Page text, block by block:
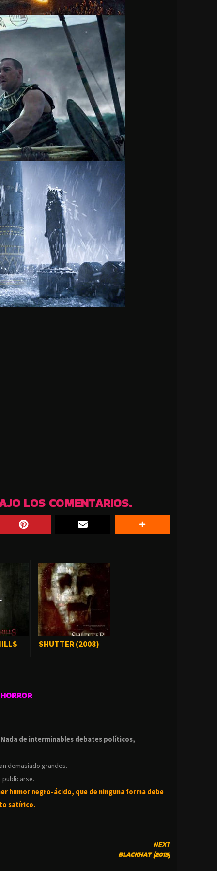
LOS COMENTARIOS.
SHUTTER (2008)
Nada de interminables debates políticos,
demasiado grandes.
publicarse.
humor negro-ácido, que de ninguna forma debe
satírico.
NEXT
BLACKHAT (2015)